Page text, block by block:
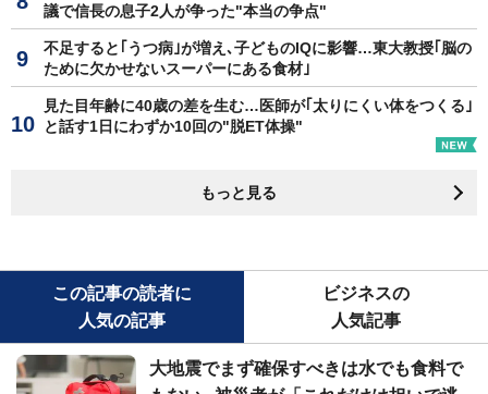
議で信長の息子2人が争った"本当の争点"
不足すると｢うつ病｣が増え､子どものIQに影響…東大教授｢脳の
ために欠かせないスーパーにある食材｣
見た目年齢に40歳の差を生む…医師が｢太りにくい体をつくる｣
と話す1日にわずか10回の"脱ET体操"
もっと見る
この記事の読者に
人気の記事
ビジネスの
人気記事
大地震でまず確保すべきは水でも食料で